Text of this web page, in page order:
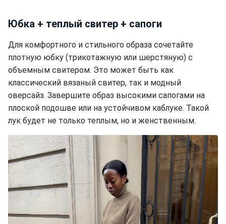
Юбка + теплый свитер + сапоги
Для комфортного и стильного образа сочетайте
плотную юбку (трикотажную или шерстяную) с
объемным свитером. Это может быть как
классический вязаный свитер, так и модный
оверсайз. Завершите образ высокими сапогами на
плоской подошве или на устойчивом каблуке. Такой
лук будет не только теплым, но и женственным.